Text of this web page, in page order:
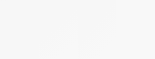
Si ces caractéristiques ne sont pas
avec des fonctionnalités avancées.